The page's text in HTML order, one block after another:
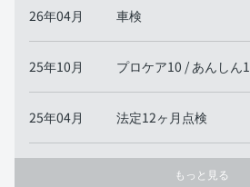
26年04月 車検
25年10月 プロケア10 / あんしん
25年04月 法定12ヶ月点検
もっと見る